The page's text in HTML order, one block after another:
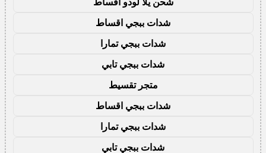
شدات ببجي اقساط
شدات ببجي تمارا
شدات ببجي تابي
متجر تقسيط
شدات ببجي اقساط
شدات ببجي تمارا
شدات ببجي تابي